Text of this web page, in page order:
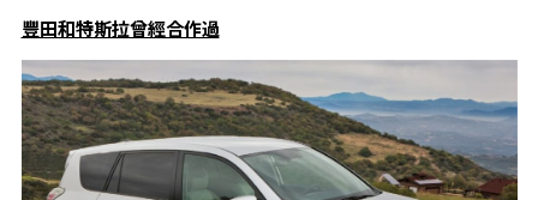
豐田和特斯拉曾經合作過